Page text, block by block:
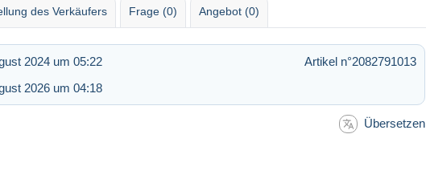
des Verkäufers Frage (0) Angebot (0)
2024 um 05:22
Artikel n°2082791013
2026 um 04:18
Übersetzen